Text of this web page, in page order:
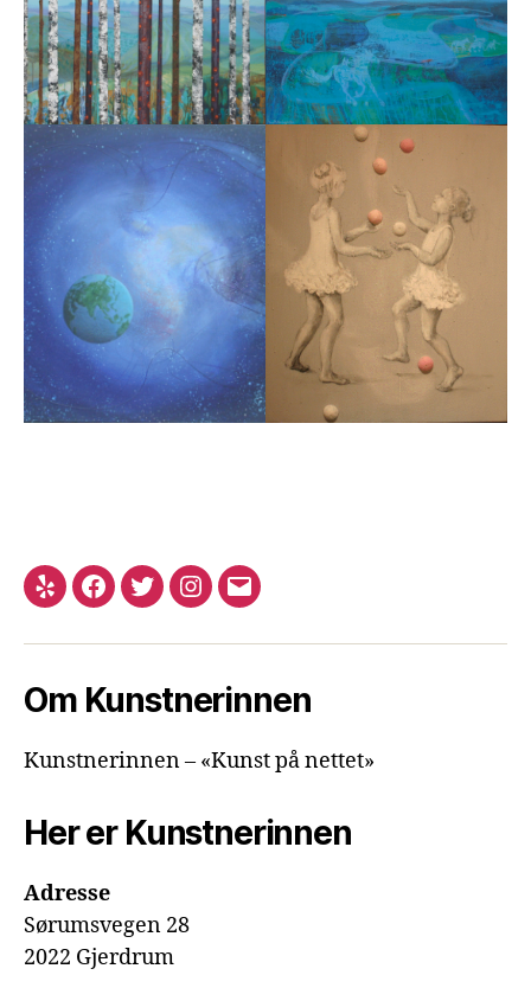
Yelp Facebook
TwitterInstagram
E-
Om Kunstnerinnen
Kunstnerinnen – «Kunst på nettet»
Her er Kunstnerinnen
Adresse
Sørumsvegen 28
2022 Gjerdrum